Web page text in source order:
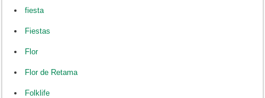
fiesta
Fiestas
Flor
Flor de Retama
Folklife